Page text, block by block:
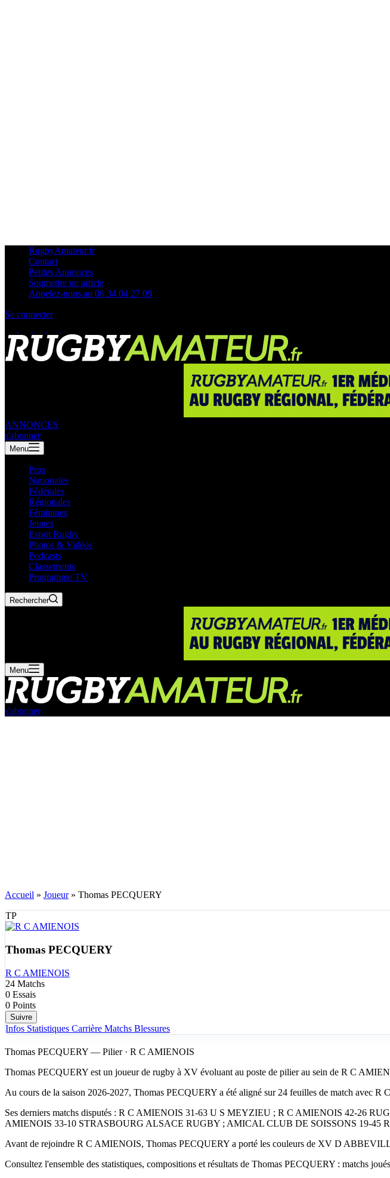
RugbyAmateur.fr
Contact
Petites Annonces
Soumettre un article
Appelez-nous au 06 34 04 27 09
Se connecter
ANNONCES
s'abonner
Menu
Pros
Nationales
Fédérales
Régionales
Féminines
Jeunes
Esprit Rugby
Photos & Vidéos
Podcasts
Classements
Programme TV
Rechercher
Menu
s'abonner
Accueil » Joueur» Thomas PECQUERY
TP
Thomas PECQUERY
R C AMIENOIS
24 Matchs
0 Essais
0 Points
Suivre
Infos Statistiques Carrière Matchs Blessures
Thomas PECQUERY — Pilier · R C AMIENOIS
Thomas PECQUERY est un joueur de rugby à XV évoluant au poste de pilier au sein de R C
Au cours de la saison 2026-2027, Thomas PECQUERY a été aligné sur 24 feuilles de match avec R
Ses derniers matchs disputés : R C AMIENOIS 31-63 U S MEYZIEU ; R C AMIENOIS 42-26
AMIENOIS 33-10 STRASBOURG ALSACE RUGBY ; AMICAL CLUB DE SOISSONS 19-45
Avant de rejoindre R C AMIENOIS, Thomas PECQUERY a porté les couleurs de XV D
Consultez l'ensemble des statistiques, compositions et résultats de Thomas PECQUERY : matchs